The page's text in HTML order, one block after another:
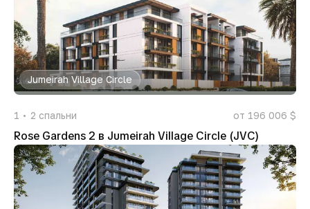
Jumeirah Village Circle
1 2 спальни от 196 006 $
Rose Gardens 2 в Jumeirah Village Circle (JVC)